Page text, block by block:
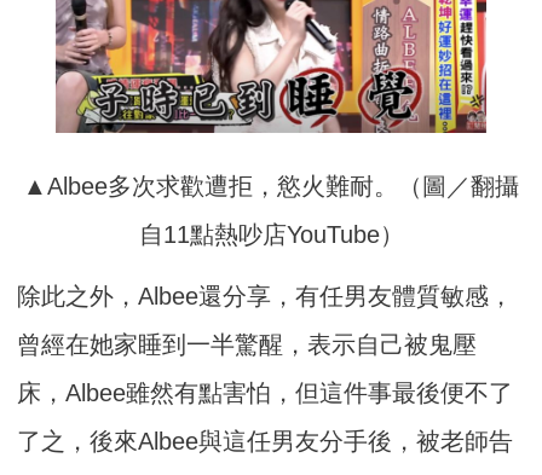
▲Albee多次求歡遭拒，慾火難耐。（圖／翻攝
自11點熱吵店YouTube）
除此之外，Albee還分享，有任男友體質敏感，
曾經在她家睡到一半驚醒，表示自己被鬼壓
床，Albee雖然有點害怕，但這件事最後便不了
了之，後來Albee與這任男友分手後，被老師告